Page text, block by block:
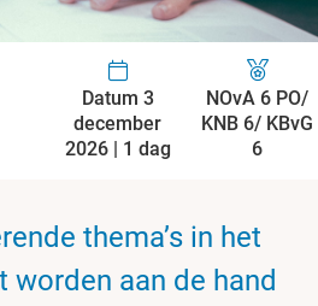
Datum 3
december
2026 | 1 dag
NOvA 6 PO/
KNB 6/ KBvG
6
thema’s in het
aan de hand